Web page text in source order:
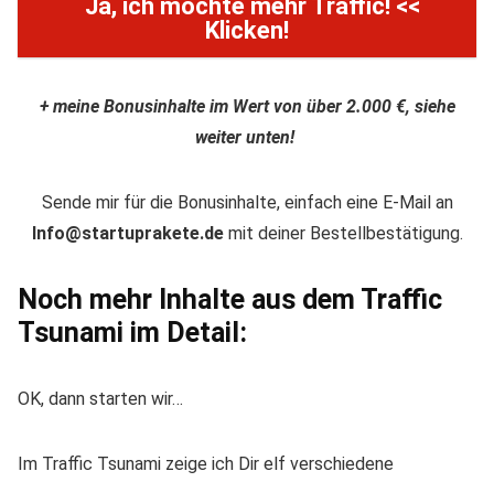
Ja, ich möchte mehr Traffic! <<
Klicken!
+ meine Bonusinhalte im Wert von über 2.000 €, siehe
weiter unten!
Sende mir für die Bonusinhalte, einfach eine E-Mail an
Info@startuprakete.demit deiner Bestellbestätigung.
Noch mehr Inhalte aus dem Traffic
Tsunami im Detail:
OK, dann starten wir…
Im Traffic Tsunami zeige ich Dir elf verschiedene